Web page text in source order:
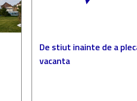
De stiut inainte de a
vacanta